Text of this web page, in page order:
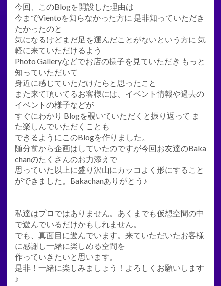
今回、このBlogを開設した理由は
今までVientoを知らなかった方に 是非知っていただき
たかったのと
気になるけどまだ足を運んだことがないという方に 気
軽に来ていただけるよう
Photo Galleryなどでお店の様子を見ていただき もっと
知っていただいて
身近に感じていただけたらと思ったこと
また来て頂いてるお客様には、イベント情報や過去の
イベントの様子などが
すぐにわかり Blogを覗いていただくと振り返って ま
た楽しんでいただくことも
できるようにこのBlogを作りました。
随分前から企画はしていたのですが今回お友達のBaka
chanのたくさんのお力添えで
思っていた以上に盛り沢山にカッコよく形にすること
ができました。Bakachanありがとう♪
私達はプロではありません。あくまでも仮想空間の中
で遊んでいるだけかもしれません。
でも、真面目に遊んでいます。来ていただいたお客様
に感謝し一緒に楽しめる空間を
作っていきたいと思います。
是非！一緒に楽しみましょう！よろしくお願いします
♪